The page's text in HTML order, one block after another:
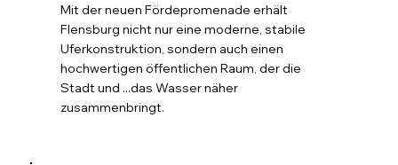
Mit der neuen Fördepromenade erhält
Flensburg nicht nur eine moderne, stabile
Uferkonstruktion, sondern auch einen
hochwertigen öffentlichen Raum, der die
Stadt und ...das Wasser näher
zusammenbringt.